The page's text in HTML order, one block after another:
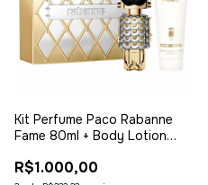
Kit Perfume Paco Rabanne
Fame 80ml + Body Lotion
Feminino
R$1.000,00